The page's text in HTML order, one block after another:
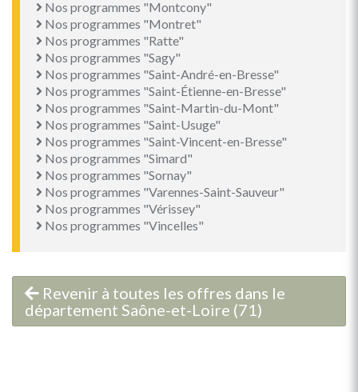
Nos programmes "Montcony"
Nos programmes "Montret"
Nos programmes "Ratte"
Nos programmes "Sagy"
Nos programmes "Saint-André-en-Bresse"
Nos programmes "Saint-Étienne-en-Bresse"
Nos programmes "Saint-Martin-du-Mont"
Nos programmes "Saint-Usuge"
Nos programmes "Saint-Vincent-en-Bresse"
Nos programmes "Simard"
Nos programmes "Sornay"
Nos programmes "Varennes-Saint-Sauveur"
Nos programmes "Vérissey"
Nos programmes "Vincelles"
Revenir à toutes les offres dans le
département Saône-et-Loire (71)